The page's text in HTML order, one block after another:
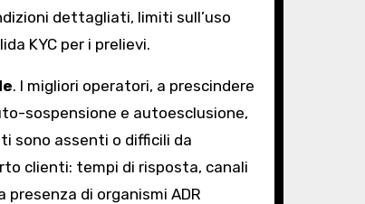
dettagliati, limiti sull’uso
KYC per i prelievi.
. I migliori operatori, a prescindere
sospensione e autoesclusione,
sono assenti o difficili da
clienti: tempi di risposta, canali
di organismi ADR